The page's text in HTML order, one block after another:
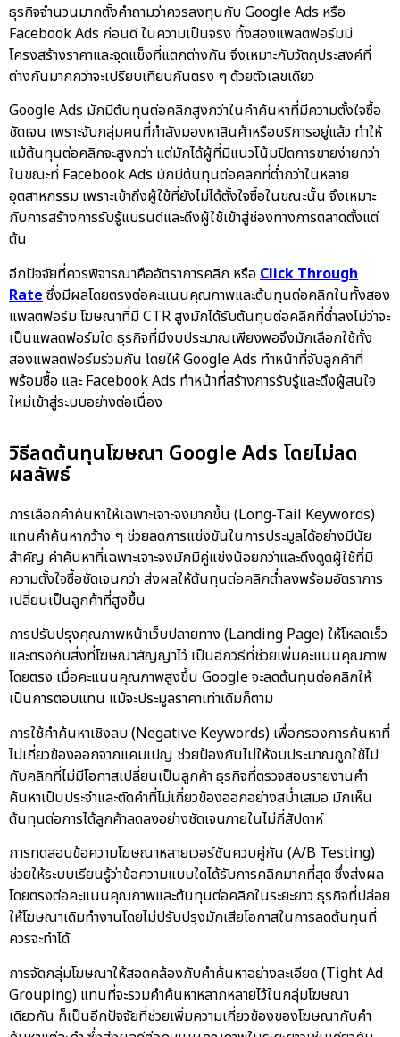
ธุรกิจจำนวนมากตั้งคำถามว่าควรลงทุนกับ Google Ads หรือ
Facebook Ads ก่อนดี ในความเป็นจริง ทั้งสองแพลตฟอร์มมี
โครงสร้างราคาและจุดแข็งที่แตกต่างกัน จึงเหมาะกับวัตถุประสงค์ที่
ต่างกันมากกว่าจะเปรียบเทียบกันตรง ๆ ด้วยตัวเลขเดียว
Google Ads มักมีต้นทุนต่อคลิกสูงกว่าในคำค้นหาที่มีความตั้งใจซื้อ
ชัดเจน เพราะจับกลุ่มคนที่กำลังมองหาสินค้าหรือบริการอยู่แล้ว ทำให้
แม้ต้นทุนต่อคลิกจะสูงกว่า แต่มักได้ผู้ที่มีแนวโน้มปิดการขายง่ายกว่า
ในขณะที่ Facebook Ads มักมีต้นทุนต่อคลิกที่ต่ำกว่าในหลาย
อุตสาหกรรม เพราะเข้าถึงผู้ใช้ที่ยังไม่ได้ตั้งใจซื้อในขณะนั้น จึงเหมาะ
กับการสร้างการรับรู้แบรนด์และดึงผู้ใช้เข้าสู่ช่องทางการตลาดตั้งแต่
ต้น
อีกปัจจัยที่ควรพิจารณาคืออัตราการคลิก หรือ Click Through
Rate ซึ่งมีผลโดยตรงต่อคะแนนคุณภาพและต้นทุนต่อคลิกในทั้งสอง
แพลตฟอร์ม โฆษณาที่มี CTR สูงมักได้รับต้นทุนต่อคลิกที่ต่ำลงไม่ว่าจะ
เป็นแพลตฟอร์มใด ธุรกิจที่มีงบประมาณเพียงพอจึงมักเลือกใช้ทั้ง
สองแพลตฟอร์มร่วมกัน โดยให้ Google Ads ทำหน้าที่จับลูกค้าที่
พร้อมซื้อ และ Facebook Ads ทำหน้าที่สร้างการรับรู้และดึงผู้สนใจ
ใหม่เข้าสู่ระบบอย่างต่อเนื่อง
วิธีลดต้นทุนโฆษณา Google Ads โดยไม่ลด
ผลลัพธ์
การเลือกคำค้นหาให้เฉพาะเจาะจงมากขึ้น (Long-Tail Keywords)
แทนคำค้นหากว้าง ๆ ช่วยลดการแข่งขันในการประมูลได้อย่างมีนัย
สำคัญ คำค้นหาที่เฉพาะเจาะจงมักมีคู่แข่งน้อยกว่าและดึงดูดผู้ใช้ที่มี
ความตั้งใจซื้อชัดเจนกว่า ส่งผลให้ต้นทุนต่อคลิกต่ำลงพร้อมอัตราการ
เปลี่ยนเป็นลูกค้าที่สูงขึ้น
การปรับปรุงคุณภาพหน้าเว็บปลายทาง (Landing Page) ให้โหลดเร็ว
และตรงกับสิ่งที่โฆษณาสัญญาไว้ เป็นอีกวิธีที่ช่วยเพิ่มคะแนนคุณภาพ
โดยตรง เมื่อคะแนนคุณภาพสูงขึ้น Google จะลดต้นทุนต่อคลิกให้
เป็นการตอบแทน แม้จะประมูลราคาเท่าเดิมก็ตาม
การใช้คำค้นหาเชิงลบ (Negative Keywords) เพื่อกรองการค้นหาที่
ไม่เกี่ยวข้องออกจากแคมเปญ ช่วยป้องกันไม่ให้งบประมาณถูกใช้ไป
กับคลิกที่ไม่มีโอกาสเปลี่ยนเป็นลูกค้า ธุรกิจที่ตรวจสอบรายงานคำ
ค้นหาเป็นประจำและตัดคำที่ไม่เกี่ยวข้องออกอย่างสม่ำเสมอ มักเห็น
ต้นทุนต่อการได้ลูกค้าลดลงอย่างชัดเจนภายในไม่กี่สัปดาห์
การทดสอบข้อความโฆษณาหลายเวอร์ชันควบคู่กัน (A/B Testing)
ช่วยให้ระบบเรียนรู้ว่าข้อความแบบใดได้รับการคลิกมากที่สุด ซึ่งส่งผล
โดยตรงต่อคะแนนคุณภาพและต้นทุนต่อคลิกในระยะยาว ธุรกิจที่ปล่อย
ให้โฆษณาเดิมทำงานโดยไม่ปรับปรุงมักเสียโอกาสในการลดต้นทุนที่
ควรจะทำได้
การจัดกลุ่มโฆษณาให้สอดคล้องกับคำค้นหาอย่างละเอียด (Tight Ad
Grouping) แทนที่จะรวมคำค้นหาหลากหลายไว้ในกลุ่มโฆษณา
เดียวกัน ก็เป็นอีกปัจจัยที่ช่วยเพิ่มความเกี่ยวข้องของโฆษณากับคำ